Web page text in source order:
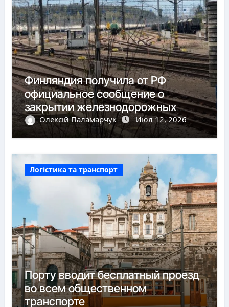
Финляндия получила от РФ
официальное сообщение о
закрытии железнодорожных
пунктов пропуска
Олексій Паламарчук Июл 12, 2026
Логістика та транспорт
Порту вводит бесплатный проезд
во всем общественном
транспорте